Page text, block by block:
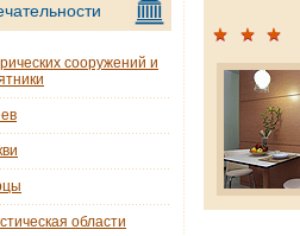
сооружений и
области